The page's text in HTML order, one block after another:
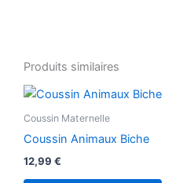
Produits similaires
Coussin Maternelle
Coussin Animaux Biche
12,99 €